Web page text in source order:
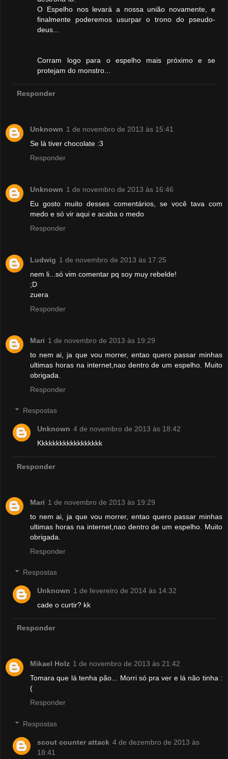
O Espelho nos levará a nossa união novamente, e
finalmente poderemos usurpar o trono do pseudo-
deus...
Corram logo para o espelho mais próximo e se
protejam do monstro...
Responder
Unknown 1 de novembro de 2013 às 15:41
Se lá tiver chocolate :3
Responder
Unknown 1 de novembro de 2013 às 16:46
Eu gosto muito desses comentários, se você tava com
medo e só vir aqui e acaba o medo
Responder
Ludwig 1 de novembro de 2013 às 17:25
nem li...só vim comentar pq soy muy rebelde!
;D
zuera
Responder
Mari 1 de novembro de 2013 às 19:29
to nem ai, ja que vou morrer, entao quero passar minhas
ultimas horas na internet,nao dentro de um espelho. Muito
obrigada.
Responder
Respostas
Unknown 4 de novembro de 2013 às 18:42
Kkkkkkkkkkkkkkkkkk
Responder
Mari 1 de novembro de 2013 às 19:29
to nem ai, ja que vou morrer, entao quero passar minhas
ultimas horas na internet,nao dentro de um espelho. Muito
obrigada.
Responder
Respostas
Unknown 1 de fevereiro de 2014 às 14:32
cade o curtir? kk
Responder
Mikael Holz 1 de novembro de 2013 às 21:42
Tomara que lá tenha pão... Morri só pra ver e lá não tinha :
(
Responder
Respostas
scout counter attack 4 de dezembro de 2013 às
18:41